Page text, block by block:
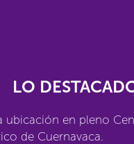
LO
ubicación en pleno
de Cuernavaca.